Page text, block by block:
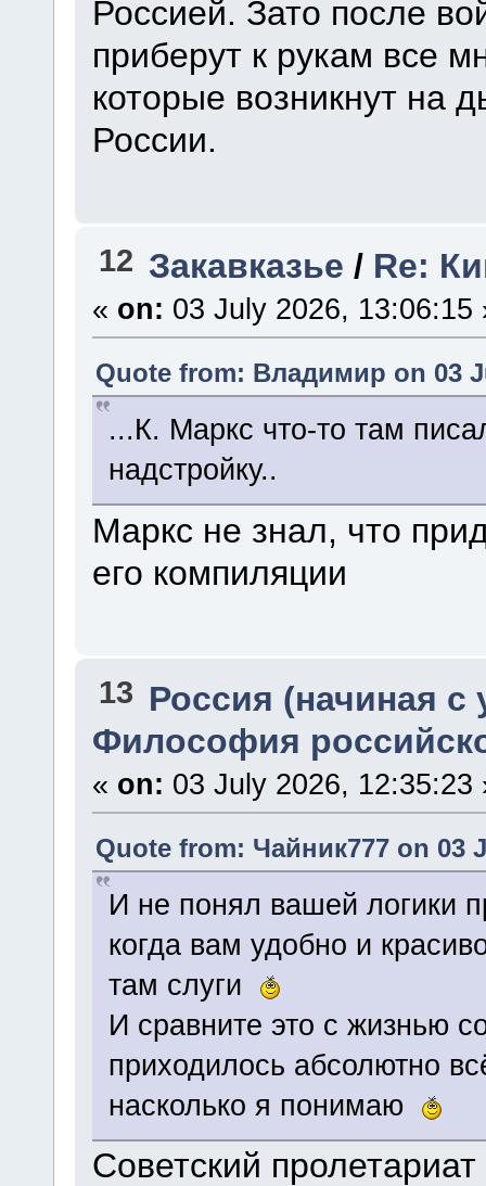
Россией. Зато после
приберут к рукам все
которые возникнут на
России.
12 Закавказье / Re:
« on: 03 July 2026, 13:06:15
Quote from: Владимир on 03
...К. Маркс что-то там
надстройку..
Маркс не знал, что
его компиляции
13 Россия (начиная с
Философия
« on: 03 July 2026, 12:35:23
Quote from: Чайник777 on 03
И не понял вашей логики
когда вам удобно и
там слуги
И сравните это с жизнью
приходилось абсолютно
насколько я понимаю
Советский